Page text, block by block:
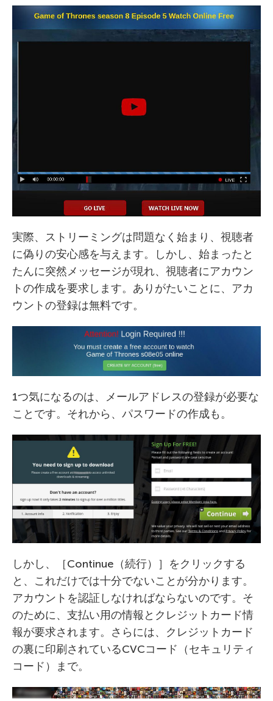
実際、ストリーミングは問題なく始まり、視聴者
に偽りの安心感を与えます。しかし、始まったと
たんに突然メッセージが現れ、視聴者にアカウン
トの作成を要求します。ありがたいことに、アカ
ウントの登録は無料です。
1つ気になるのは、メールアドレスの登録が必要な
ことです。それから、パスワードの作成も。
しかし、［Continue（続行）］をクリックする
と、これだけでは十分でないことが分かります。
アカウントを認証しなければならないのです。そ
のために、支払い用の情報とクレジットカード情
報が要求されます。さらには、クレジットカード
の裏に印刷されているCVCコード（セキュリティ
コード）まで。